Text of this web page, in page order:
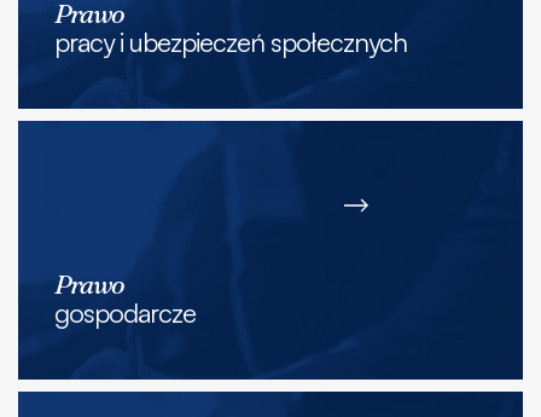
Prawo
pracy i ubezpieczeń społecznych
Prawo
gospodarcze